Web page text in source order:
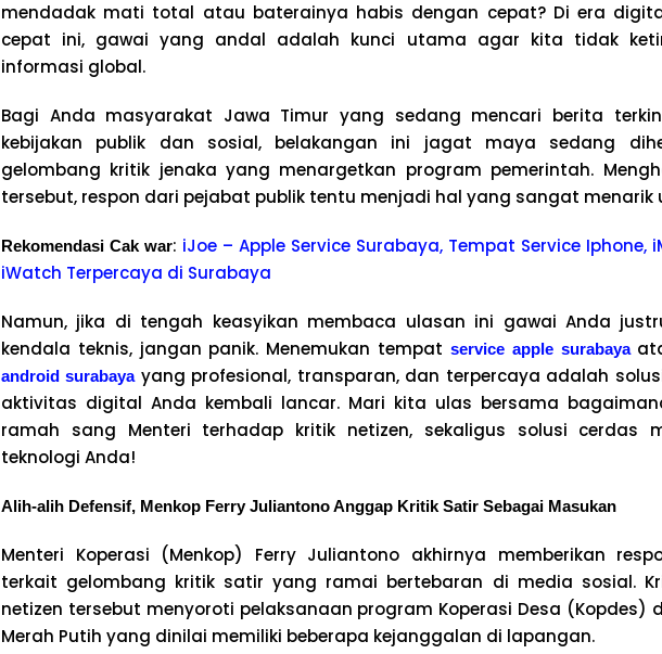
mendadak mati total atau baterainya habis dengan cepat? Di era
cepat ini, gawai yang andal adalah kunci utama agar kita tidak
informasi global.
Bagi Anda masyarakat Jawa Timur yang sedang mencari berita
kebijakan publik dan sosial, belakangan ini jagat maya sedang
gelombang kritik jenaka yang menargetkan program pemerintah.
tersebut, respon dari pejabat publik tentu menjadi hal yang sangat menarik
Rekomendasi Cak war: iJoe – Apple Service Surabaya, Tempat Service Iphone,
iWatch Terpercaya di Surabaya
Namun, jika di tengah keasyikan membaca ulasan ini gawai Anda
kendala teknis, jangan panik. Menemukan tempat service apple surabaya
android surabayayang profesional, transparan, dan terpercaya adalah
aktivitas digital Anda kembali lancar. Mari kita ulas bersama
ramah sang Menteri terhadap kritik netizen, sekaligus solusi cerdas
teknologi Anda!
Alih-alih Defensif, Menkop Ferry Juliantono Anggap Kritik Satir Sebagai Masukan
Menteri Koperasi (Menkop) Ferry Juliantono akhirnya memberikan
terkait gelombang kritik satir yang ramai bertebaran di media sosial.
netizen tersebut menyoroti pelaksanaan program Koperasi Desa (Kopdes)
Merah Putih yang dinilai memiliki beberapa kejanggalan di lapangan.